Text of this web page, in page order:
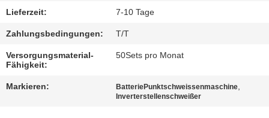
Lieferzeit: 7-10 Tage
Zahlungsbedingungen: T/T
Versorgungsmaterial-
Fähigkeit:
50Sets pro Monat
Markieren: BatteriePunktschweissenmaschine
Inverterstellenschweißer